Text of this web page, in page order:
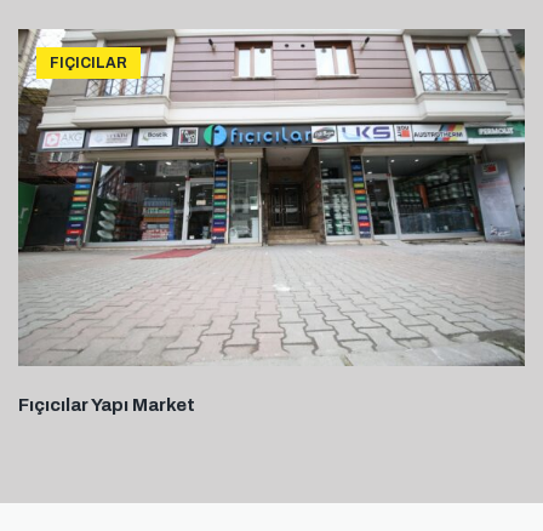
FIÇICILAR
Fıçıcılar Yapı Market